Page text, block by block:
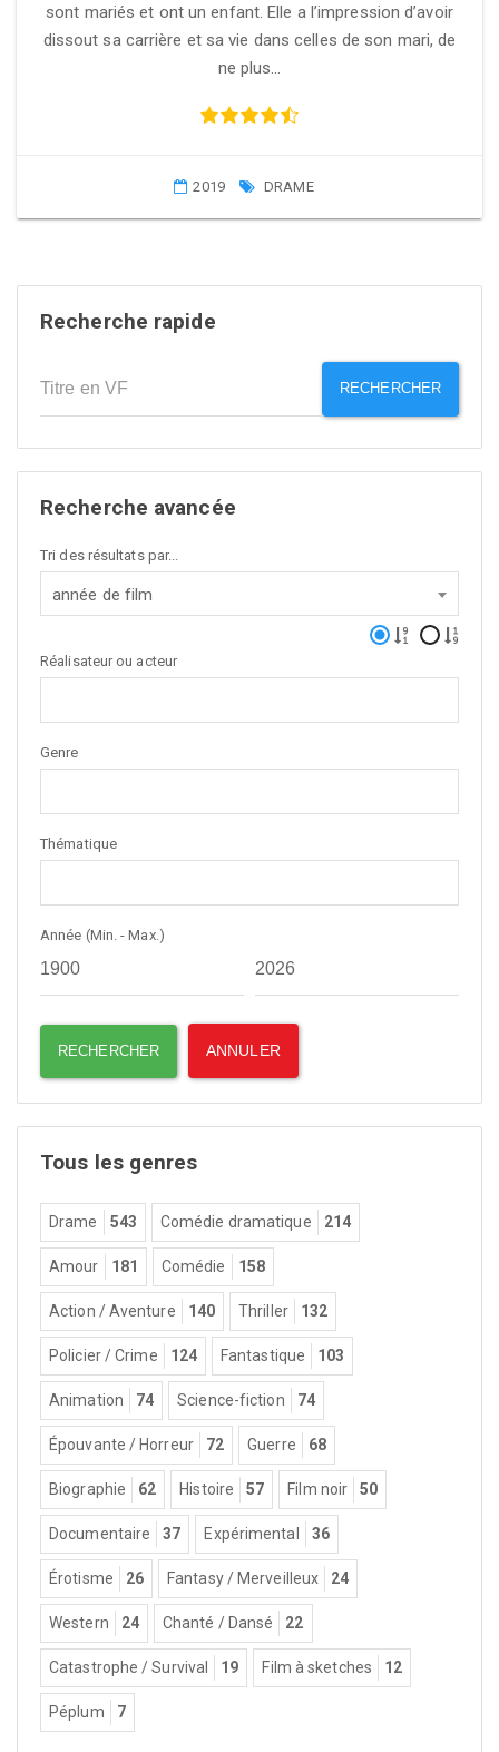
sont mariés et ont un enfant. Elle a l’impression d’avoir
dissout sa carrière et sa vie dans celles de son mari, de
ne plus…
2019 DRAME
Recherche rapide
RECHERCHER
Recherche avancée
Tri des résultats par...
année de film
Réalisateur ou acteur
Genre
Thématique
Année (Min. - Max.)
Tous les genres
Drame 543 Comédie dramatique 214
Amour 181 Comédie 158
Action / Aventure 140 Thriller 132
Policier / Crime 124 Fantastique 103
Animation 74 Science-fiction 74
Épouvante / Horreur 72 Guerre 68
Biographie 62 Histoire 57 Film noir 50
Documentaire 37 Expérimental 36
Érotisme 26 Fantasy / Merveilleux 24
Western 24 Chanté / Dansé 22
Catastrophe / Survival 19 Film à sketches 12
Péplum 7